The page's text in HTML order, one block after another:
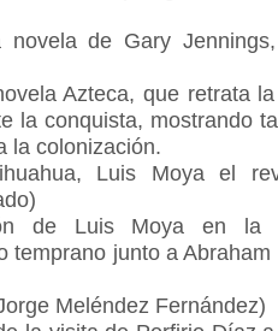
novela de Gary
Azteca, que retrata
la conquista, mostrando
la colonización.
Luis Moya el
de Luis Moya en la
temprano junto a
Meléndez Fernández)